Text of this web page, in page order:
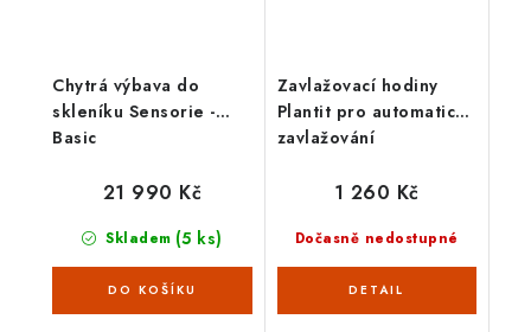
Chytrá výbava do
skleníku Sensorie -
Basic
Skladem (5 ks)
21 990 Kč
Zavlažovací hodiny
Plantit pro automatické
zavlažování
Dočasně nedostupné
1 260 Kč